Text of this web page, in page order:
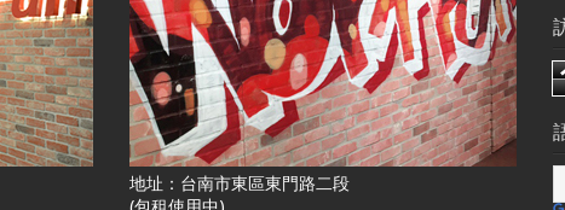
地址：台南市東區東門路二段